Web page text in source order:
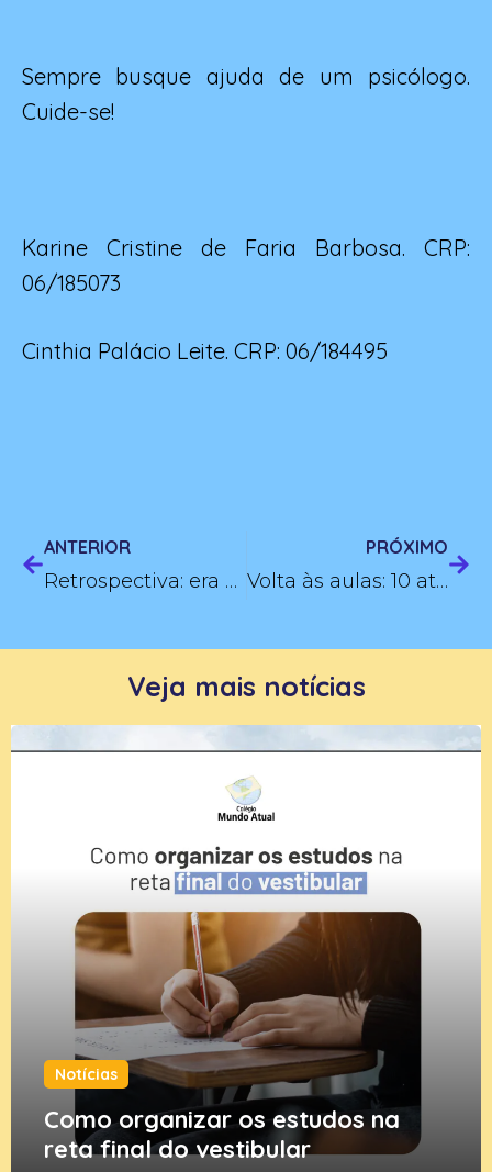
Sempre busque ajuda de um psicólogo.
Cuide-se!
Karine Cristine de Faria Barbosa. CRP:
06/185073
Cinthia Palácio Leite. CRP: 06/184495
ANTERIOR
Retrospectiva: era uma vez 2023
PRÓXIMO
Volta às aulas: 10 atitudes dos Superalunos
Veja mais notícias
Notícias
Como organizar os estudos na
reta final do vestibular